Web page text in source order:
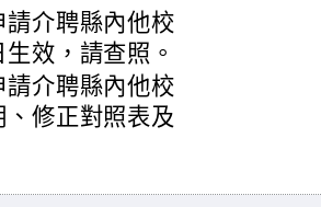
介聘縣內他校
效，請查照。
介聘縣內他校
修正對照表及